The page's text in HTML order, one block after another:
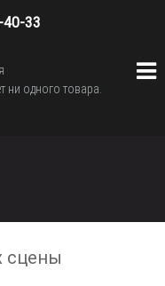
40-33
ни одного товара.
сцены